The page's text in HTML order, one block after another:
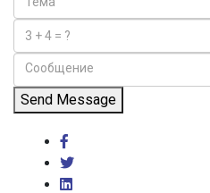
Send Message